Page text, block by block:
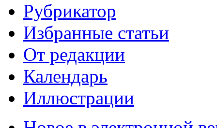
Рубрикатор
Избранные статьи
От редакции
Календарь
Иллюстрации